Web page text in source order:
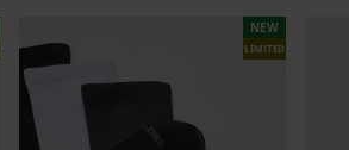
NEW
LIMITED